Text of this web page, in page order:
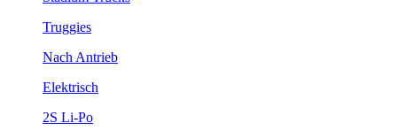
Truggies
Nach Antrieb
Elektrisch
2S Li-Po